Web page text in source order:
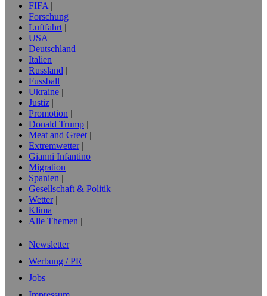
FIFA
Forschung
Luftfahrt
USA
Deutschland
Italien
Russland
Fussball
Ukraine
Justiz
Promotion
Donald Trump
Meat and Greet
Extremwetter
Gianni Infantino
Migration
Spanien
Gesellschaft & Politik
Wetter
Klima
Alle Themen
Newsletter
Werbung / PR
Jobs